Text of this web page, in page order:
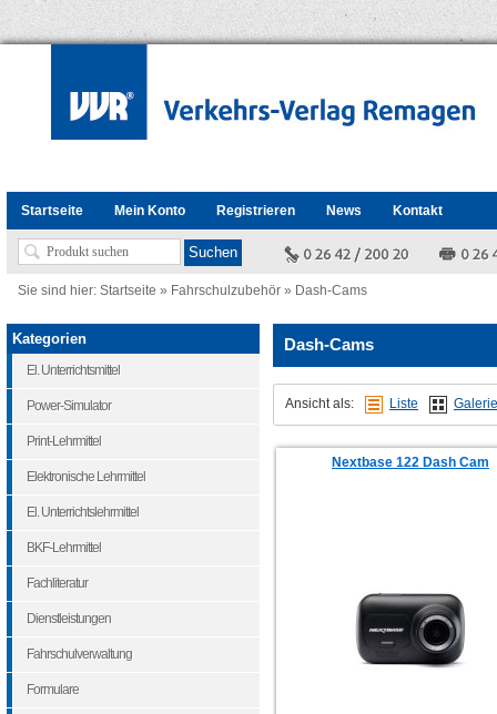
Startseite Mein Konto Registrieren News Kontakt
Sie sind hier: Startseite » Fahrschulzubehör » Dash-Cams
Dash-Cams
Ansicht als: Liste Galerie
Nextbase 122 Dash Cam
Kategorien
El. Unterrichtsmittel
Power-Simulator
Print-Lehrmittel
Elektronische Lehrmittel
El. Unterrichtslehrmittel
BKF-Lehrmittel
Fachliteratur
Dienstleistungen
Fahrschulverwaltung
Formulare